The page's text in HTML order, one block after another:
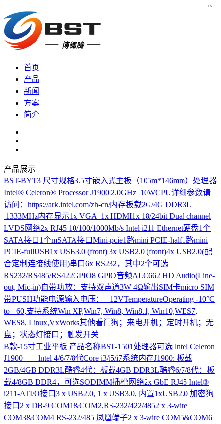
EN
首页
产品
新闻
方案
简介
产品展示
BST-BYT3 尺寸规格3.5寸嵌入式主板（105m*146mm）处理器
Intel® Celeron® Processor J1900 2.0GHz 10WCPU详细参数请
访问：https://ark.intel.com/zh-cn/内存板载2G/4G DDR3L
1333MHz内存显示1x VGA 1x HDMI1x 18/24bit Dual channel
LVDS网络2x RJ45 10/100/1000Mb/s Intel i211 Ethernet硬盘1个
SATA接口1个mSATA接口Mini-pcie1路mini PCIE-half1路mini
PCIE-fullUSB1x USB3.0 (front) 3x USB2.0 (front)4x USB2.0(配
合定制连接线使用)串口6x RS232，其中2个可选
RS232/RS485/RS422GPIO8 GPIO音频ALC662 HD Audio(Line-
out, Mic-in)自带功放：支持双声道3W 4Ω输出SIM卡micro SIM
带PUSH功能电源输入电压： +12VTemperatureOperating -10°C
to +60,支持系统Win XP,Win7, Win8, Win8.1, Win10,WES7,
WES8, Linux,VxWorks其他看门狗；来电开机；定时开机；无
盘；状态灯接口；触发开关
B款-15寸工业平板 产品名称BST-1501处理器可选 lntel Celeron
J1900 lntel 4/6/7/8代Core i3/i5/i7系统内存J1900: 板载
2GB/4GB DDR3L酷睿4代：板载4GB DDR3L酷睿6/7/8代：板
载4/8GB DDR4，可选SODIMM插槽网络2x GbE RJ45 Intel®
i211-ATI/O接口3 x USB2.0, 1 x USB3.0, 内置1xUSB2.0 加密狗
接口2 x DB-9 COM1&COM2,RS-232/422/4852 x 3-wire
COM3&COM4 RS-232/485 凤凰端子2 x 3-wire COM5&COM6